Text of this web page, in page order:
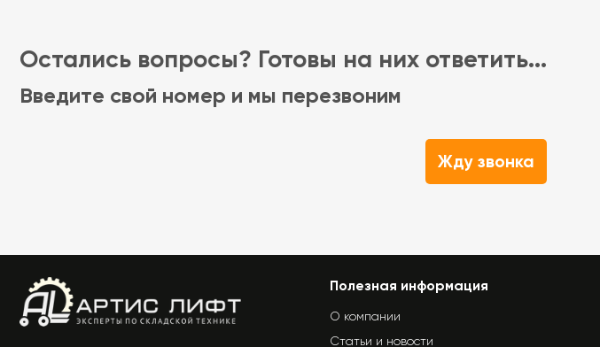
Остались вопросы? Готовы на них ответить...
Введите свой номер и мы перезвоним
Жду звонка
Полезная информация
О компании
Статьи и новости